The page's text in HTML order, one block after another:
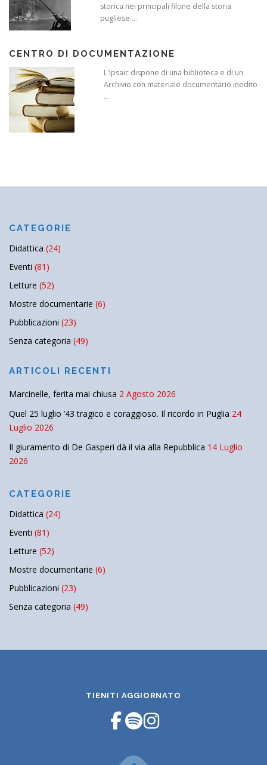
storica nei principali filone della storia
pugliese ...
CENTRO DI DOCUMENTAZIONE
L'Ipsaic dispone di una biblioteca e di un
Archivio con materiale documentario inedito
...
CATEGORIE
Didattica (24)
Eventi (81)
Letture (52)
Mostre documentarie (6)
Pubblicazioni (23)
Senza categoria (49)
ARTICOLI RECENTI
Marcinelle, ferita mai chiusa 2 Agosto 2026
Quel 25 luglio ’43 tragico e coraggioso. Il ricordo in Puglia 24
Luglio 2026
Il giuramento di De Gasperi dà il via alla Repubblica 14 Luglio
2026
CATEGORIE
Didattica (24)
Eventi (81)
Letture (52)
Mostre documentarie (6)
Pubblicazioni (23)
Senza categoria (49)
TIENITI AGGIORNATO